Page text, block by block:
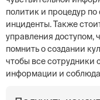
политик и процедур
инциденты. Также
управления
помнить о создании
чтобы все сотрудники
информации и